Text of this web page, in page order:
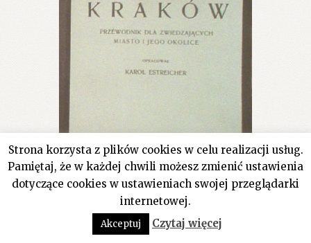
Strona korzysta z plików cookies w celu realizacji usług.
Pamiętaj, że w każdej chwili możesz zmienić ustawienia
dotyczące cookies w ustawieniach swojej przeglądarki
internetowej.
Akceptuj Czytaj więcej